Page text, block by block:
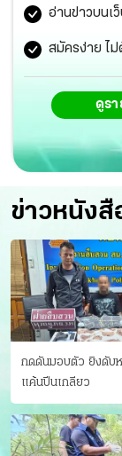
อ่านข่าวบนเ
สมัครง่าย ไม่
ดูรา
ข่าวหนัง
กดดันมอบตัว ยิงดับ
แค้นปีนเกลียว